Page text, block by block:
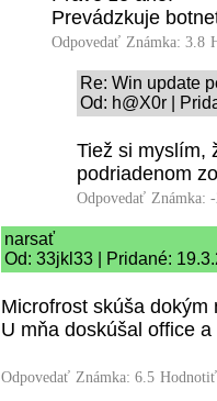
Prevádzkuje
Odpovedať Známka: 3.8
Re: Win update
Od: h@X0r |
Tiež si myslím,
podriadenom
Odpovedať Známka:
narsať
Od: 33jkl33 | Pridané:
Microfrost skúša dokým
U mňa doskúšal office
Odpovedať Známka: 6.5